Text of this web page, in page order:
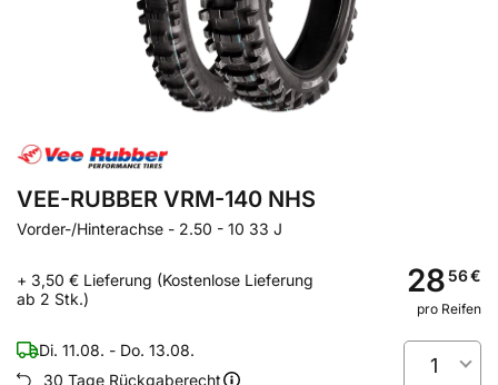
VEE-RUBBER VRM-140 NHS
Vorder-/Hinterachse - 2.50 - 10 33 J
+ 3,50 € Lieferung (Kostenlose Lieferung
ab 2 Stk.)
2856€
pro Reifen
Di. 11.08. - Do. 13.08.
30 Tage Rückgaberecht
1